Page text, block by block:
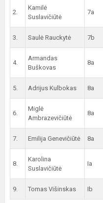
2.
Kamilė
Suslavičiūtė
7a
3. Saulė Rauckytė 7b
4.
Armandas
Buškovas
8a
5. Adrijus Kulbokas 8a
6.
Miglė
Ambrazevičiūtė
8a
7. Emilija Genevičiūtė 8a
8.
Karolina
Suslavičiūtė
Ia
9. Tomas Višinskas Ib